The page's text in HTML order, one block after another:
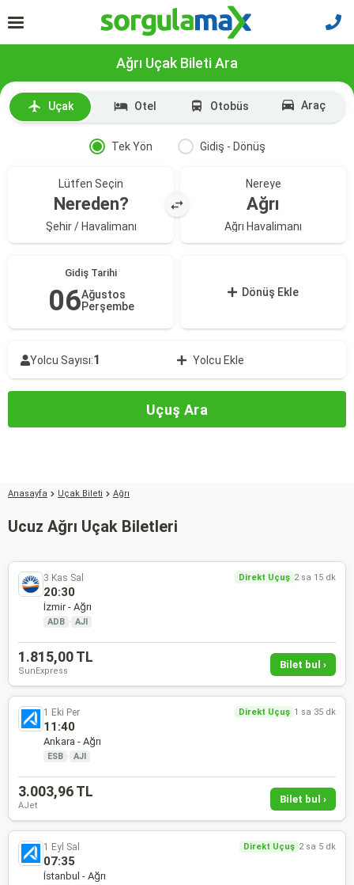
Ağrı Uçak Bileti Ara
Uçak Otel Otobüs Araç
Tek Yön Gidiş - Dönüş
Lütfen Seçin
Nereden?
Şehir / Havalimanı
Nereye
Ağrı
Ağrı Havalimanı
Gidiş Tarihi
06Ağustos
Perşembe
Dönüş Ekle
Yolcu Sayısı:1 Yolcu Ekle
Uçuş Ara
Anasayfa Uçak Bileti Ağrı
Ucuz Ağrı Uçak Biletleri
3 Kas Sal Direkt Uçuş 2 sa 15 dk
20:30
İzmir - Ağrı
ADB · AJI
1.815,00 TL
SunExpress
Bilet bul ›
1 Eki Per Direkt Uçuş 1 sa 35 dk
11:40
Ankara - Ağrı
ESB · AJI
3.003,96 TL
AJet
Bilet bul ›
1 Eyl Sal Direkt Uçuş 2 sa 5 dk
07:35
İstanbul - Ağrı